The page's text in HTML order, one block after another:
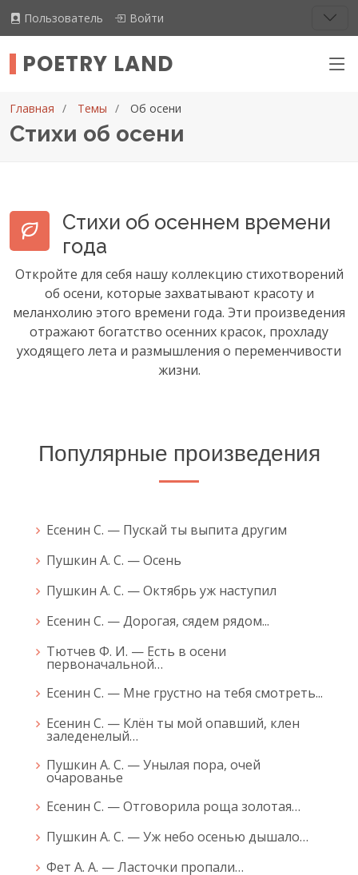
Пользователь Войти
POETRY LAND
Главная Темы Об осени
Стихи об осени
Стихи об осеннем времени
года
Откройте для себя нашу коллекцию стихотворений
об осени, которые захватывают красоту и
меланхолию этого времени года. Эти произведения
отражают богатство осенних красок, прохладу
уходящего лета и размышления о переменчивости
жизни.
Популярные произведения
Есенин С. — Пускай ты выпита другим
Пушкин А. С. — Осень
Пушкин А. С. — Октябрь уж наступил
Есенин С. — Дорогая, сядем рядом...
Тютчев Ф. И. — Есть в осени
первоначальной…
Есенин С. — Мне грустно на тебя смотреть...
Есенин С. — Клён ты мой опавший, клен
заледенелый…
Пушкин А. С. — Унылая пора, очей
очарованье
Есенин С. — Отговорила роща золотая…
Пушкин А. С. — Уж небо осенью дышало…
Фет А. А. — Ласточки пропали…